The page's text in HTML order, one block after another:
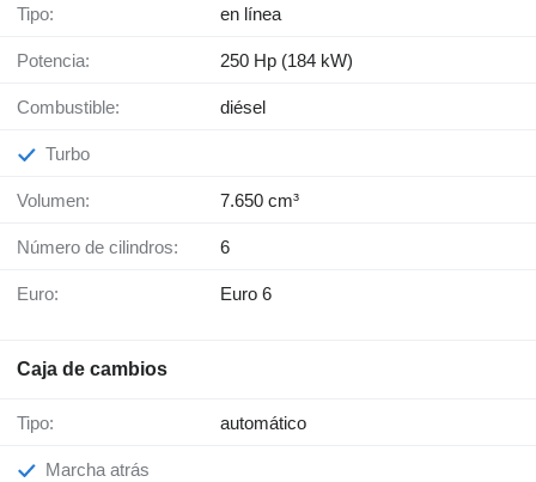
Tipo: en línea
Potencia: 250 Hp (184 kW)
Combustible: diésel
Turbo
Volumen: 7.650 cm³
Número de cilindros: 6
Euro: Euro 6
Caja de cambios
Tipo: automático
Marcha atrás